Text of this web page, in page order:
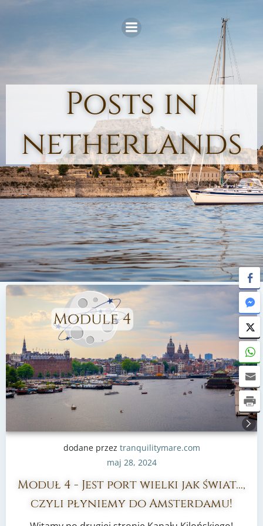
to
content
Posts in
netherlands
dodane przez tranquilitymare.com
maj 28, 2024
Moduł 4 - Jest port wielki jak świat...,
czyli płyniemy do Amsterdamu!